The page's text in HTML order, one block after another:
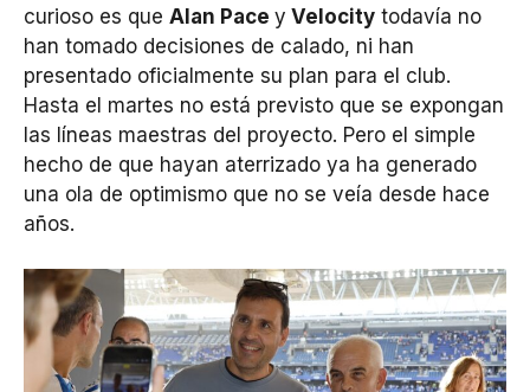
curioso es que Alan Pace y Velocity todavía no
han tomado decisiones de calado, ni han
presentado oficialmente su plan para el club.
Hasta el martes no está previsto que se expongan
las líneas maestras del proyecto. Pero el simple
hecho de que hayan aterrizado ya ha generado
una ola de optimismo que no se veía desde hace
años.